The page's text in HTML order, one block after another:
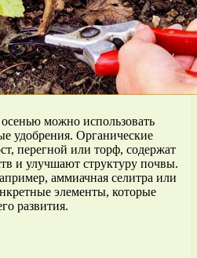
можно использовать
удобрения. Органические
перегной или торф, содержат
и улучшают структуру почвы.
аммиачная селитра или
элементы, которые
развития.